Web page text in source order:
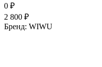
0 ₽
2 800 ₽
Бренд: WIWU